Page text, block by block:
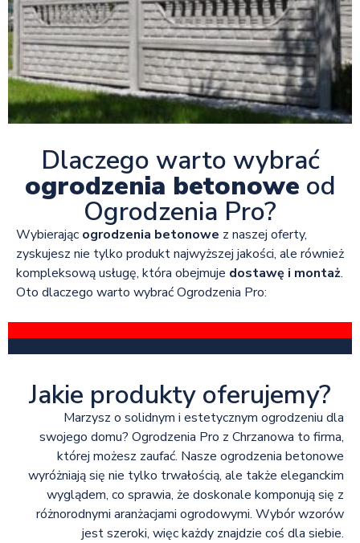
Dlaczego warto wybrać
ogrodzenia betonowe od
Ogrodzenia Pro?
Wybierając ogrodzenia betonowe z naszej oferty,
zyskujesz nie tylko produkt najwyższej jakości, ale również
kompleksową usługę, która obejmuje dostawę i montaż.
Oto dlaczego warto wybrać Ogrodzenia Pro:
Jakie produkty oferujemy?
Marzysz o solidnym i estetycznym ogrodzeniu dla
swojego domu? Ogrodzenia Pro z Chrzanowa to firma,
której możesz zaufać. Nasze ogrodzenia betonowe
wyróżniają się nie tylko trwałością, ale także eleganckim
wyglądem, co sprawia, że doskonale komponują się z
różnorodnymi aranżacjami ogrodowymi. Wybór wzorów
jest szeroki, więc każdy znajdzie coś dla siebie.